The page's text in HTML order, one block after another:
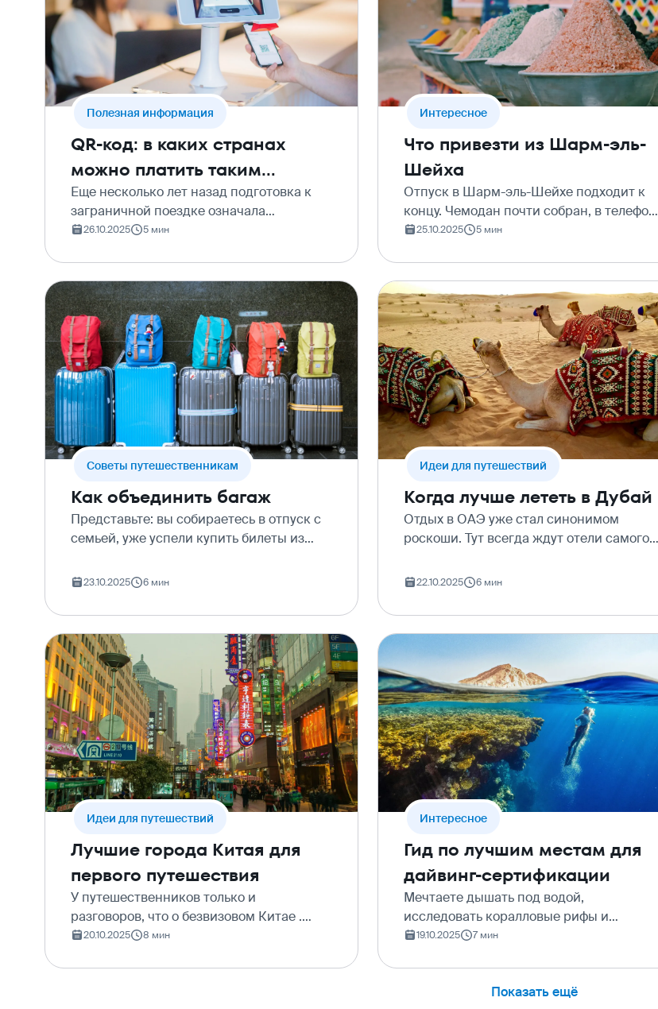
Полезная информация
QR-код: в каких странах
можно платить таким
способом
Еще несколько лет назад подготовка к
заграничной поездке означала
обязательный визит в обменник и
мир стремительно меняется, и на смену
толстым кошелькам приходит…
26.10.2025 5 мин
Интересное
Что привезти из Шарм-эль-
Шейха
Отпуск в Шарм-эль-Шейхе подходит к
концу. Чемодан почти собран, в телефоне
– сотни фотографий с коралловыми
ветер. Осталась последняя, но очень
приятная миссия:…
25.10.2025 5 мин
Cоветы путешественникам
Как объединить багаж
Представьте: вы собираетесь в отпуск с
семьей, уже успели купить билеты из
интересное – упаковка чемоданов. Ваш
перевес, а у ваше…
23.10.2025 6 мин
Идеи для путешествий
Когда лучше лететь в Дубай
Отдых в ОАЭ уже стал синонимом
роскоши. Тут всегда ждут отели самого
открытия от шефов с мировым именем,
объекте инфраструктуры.…
22.10.2025 6 мин
Идеи для путешествий
Лучшие города Китая для
первого путешествия
У путешественников только и
разговоров, что о безвизовом Китае .
Кажется, что тут думать: берите билеты
первого раза – самое оно. Однако мы
20.10.2025 8 мин
Интересное
Гид по лучшим местам для
дайвинг-сертификации
Мечтаете дышать под водой,
исследовать коралловые рифы и
встречаться лицом к лицу с
Для начала этого захватывающего
путешествия вам понадобится дайвинг-
19.10.2025 7 мин
Показать ещё